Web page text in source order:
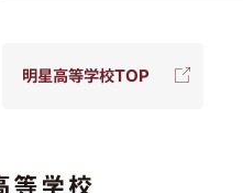
明星高等学校TOP